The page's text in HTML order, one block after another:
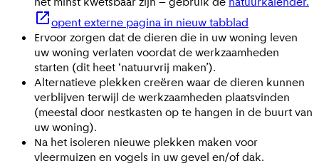
opent externe pagina in nieuw tabblad
Ervoor zorgen dat de dieren die in uw woning leven
uw woning verlaten voordat de werkzaamheden
starten (dit heet ‘natuurvrij maken’).
Alternatieve plekken creëren waar de dieren kunnen
verblijven terwijl de werkzaamheden plaatsvinden
(meestal door nestkasten op te hangen in de buurt van
uw woning).
Na het isoleren nieuwe plekken maken voor
vleermuizen en vogels in uw gevel en/of dak.